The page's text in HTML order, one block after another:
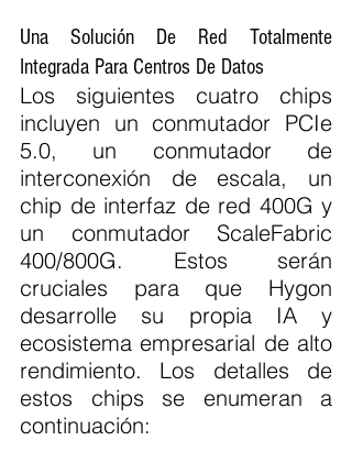
Una Solución De Red Totalmente
Integrada Para Centros De Datos
Los siguientes cuatro chips
incluyen un conmutador PCIe
5.0, un conmutador de
interconexión de escala, un
chip de interfaz de red 400G y
un conmutador ScaleFabric
400/800G. Estos serán
cruciales para que Hygon
desarrolle su propia IA y
ecosistema empresarial de alto
rendimiento. Los detalles de
estos chips se enumeran a
continuación: